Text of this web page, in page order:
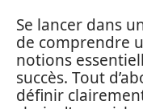
Se lancer dans
de comprendre
notions
succès. Tout
définir